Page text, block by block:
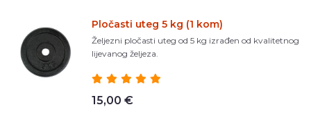
Pločasti uteg 5 kg (1 kom)
Željezni pločasti uteg od 5 kg izrađen od kvalitetnog
lijevanog željeza.
15,00 €